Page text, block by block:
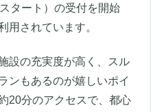
タート）の受付を開始
用されています。
設の充実度が高く、スル
ンもあるのが嬉しいポイ
20分のアクセスで、都心